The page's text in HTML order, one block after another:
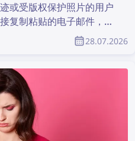
或受版权保护照片的用户
复制粘贴的电子邮件，用
删除请求。继续阅读，
助手从不同网站删除您
28.07.2026